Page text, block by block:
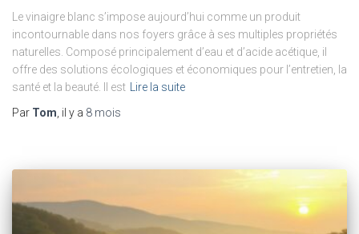
Le vinaigre blanc s’impose aujourd’hui comme un produit
incontournable dans nos foyers grâce à ses multiples propriétés
naturelles. Composé principalement d’eau et d’acide acétique, il
offre des solutions écologiques et économiques pour l’entretien, la
santé et la beauté. Il est
Lire la suite
Par Tom , il y a 8 mois